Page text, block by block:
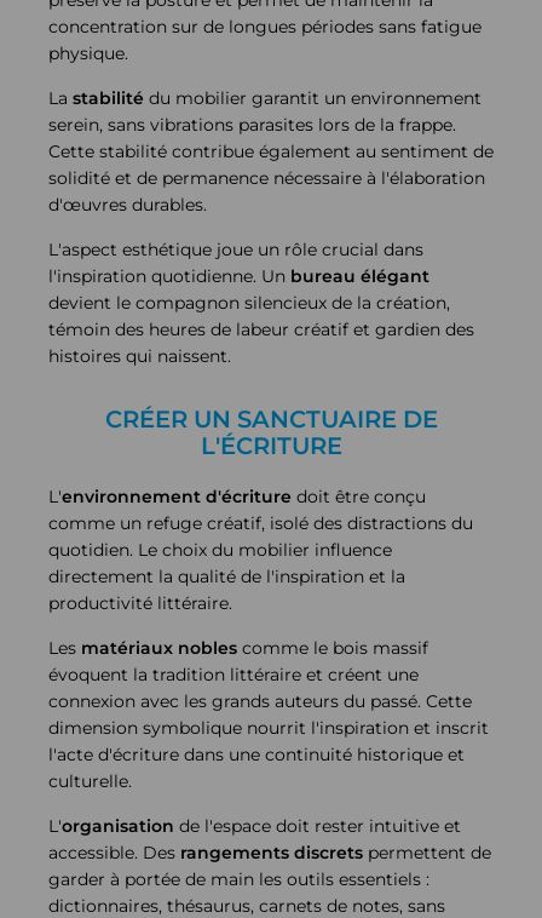
concentration sur de longues périodes sans fatigue
physique.
La stabilité du mobilier garantit un environnement
serein, sans vibrations parasites lors de la frappe.
Cette stabilité contribue également au sentiment de
solidité et de permanence nécessaire à l'élaboration
d'œuvres durables.
L'aspect esthétique joue un rôle crucial dans
l'inspiration quotidienne. Un bureau élégant
devient le compagnon silencieux de la création,
témoin des heures de labeur créatif et gardien des
histoires qui naissent.
CRÉER UN SANCTUAIRE DE
L'ÉCRITURE
L'environnement d'écriture doit être conçu
comme un refuge créatif, isolé des distractions du
quotidien. Le choix du mobilier influence
directement la qualité de l'inspiration et la
productivité littéraire.
Les matériaux nobles comme le bois massif
évoquent la tradition littéraire et créent une
connexion avec les grands auteurs du passé. Cette
dimension symbolique nourrit l'inspiration et inscrit
l'acte d'écriture dans une continuité historique et
culturelle.
L'organisation de l'espace doit rester intuitive et
accessible. Des rangements discrets permettent de
garder à portée de main les outils essentiels :
dictionnaires, thésaurus, carnets de notes, sans